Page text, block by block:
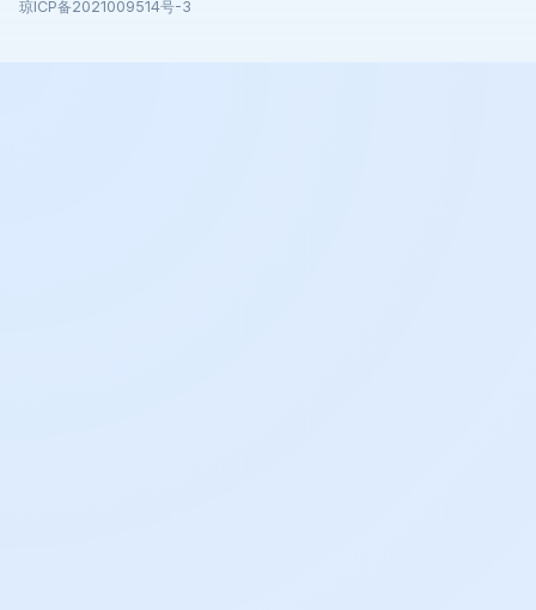
琼ICP备2021009514号-3